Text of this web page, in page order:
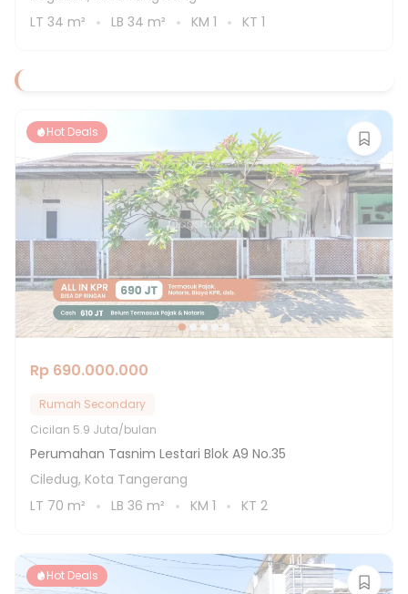
LT 34 m² LB 34 m² KM 1 KT 1
Hot Deals
Rp 690.000.000
Rumah Secondary
Cicilan 5.9 Juta/bulan
Perumahan Tasnim Lestari Blok A9 No.35
Ciledug, Kota Tangerang
LT 70 m² LB 36 m² KM 1 KT 2
Hot Deals